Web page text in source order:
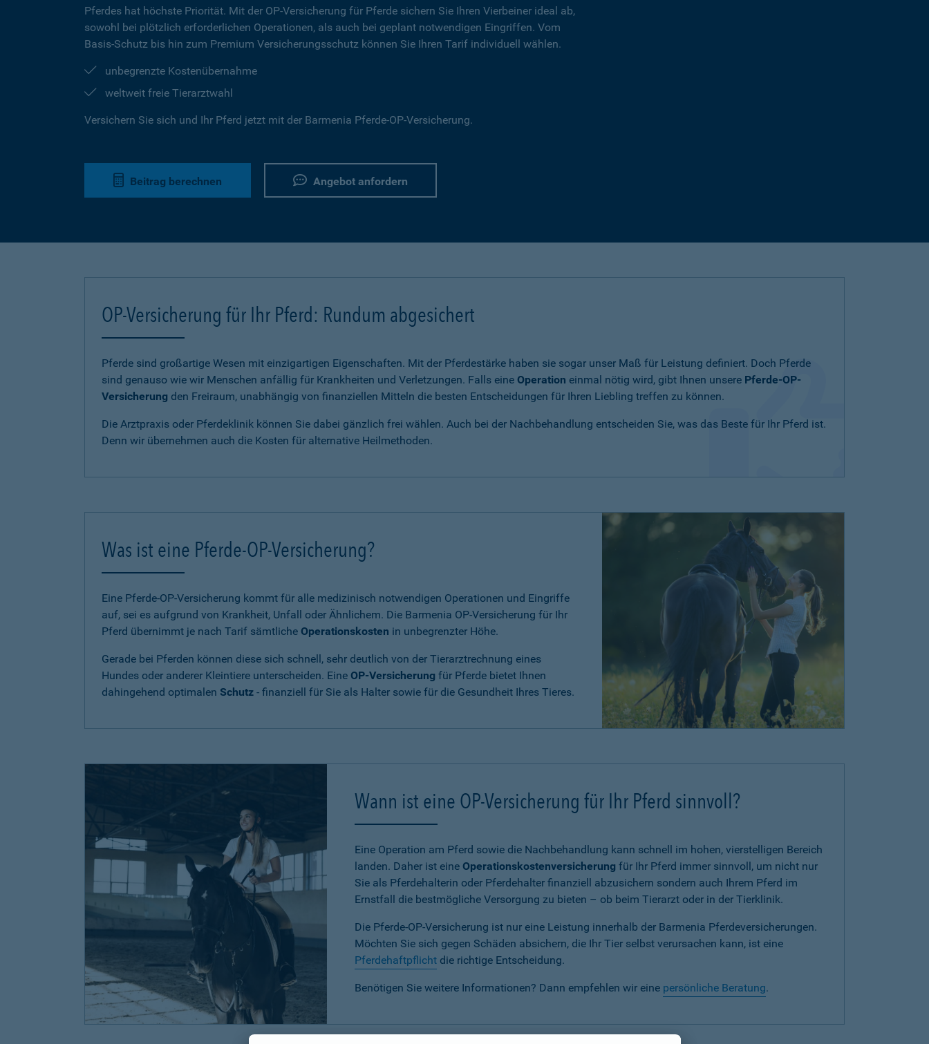
Pferdes hat höchste Priorität. Mit der OP-Versicherung für Pferde sichern Sie Ihren Vierbeiner ideal ab,
sowohl bei plötzlich erforderlichen Operationen, als auch bei geplant notwendigen Eingriffen. Vom
Basis-Schutz bis hin zum Premium Versicherungsschutz können Sie Ihren Tarif individuell wählen.
unbegrenzte Kostenübernahme
weltweit freie Tierarztwahl
Versichern Sie sich und Ihr Pferd jetzt mit der Barmenia Pferde-OP-Versicherung.
Beitrag berechnen Angebot anfordern
OP-Versicherung für Ihr Pferd: Rundum abgesichert
Pferde sind großartige Wesen mit einzigartigen Eigenschaften. Mit der Pferdestärke haben sie sogar unser Maß für Leistung definiert. Doch Pferde
sind genauso wie wir Menschen anfällig für Krankheiten und Verletzungen. Falls eine Operation einmal nötig wird, gibt Ihnen unsere Pferde-OP-
Versicherung den Freiraum, unabhängig von finanziellen Mitteln die besten Entscheidungen für Ihren Liebling treffen zu können.
Die Arztpraxis oder Pferdeklinik können Sie dabei gänzlich frei wählen. Auch bei der Nachbehandlung entscheiden Sie, was das Beste für Ihr Pferd ist.
Denn wir übernehmen auch die Kosten für alternative Heilmethoden.
Was ist eine Pferde-OP-Versicherung?
Eine Pferde-OP-Versicherung kommt für alle medizinisch notwendigen Operationen und Eingriffe
auf, sei es aufgrund von Krankheit, Unfall oder Ähnlichem. Die Barmenia OP-Versicherung für Ihr
Pferd übernimmt je nach Tarif sämtliche Operationskosten in unbegrenzter Höhe.
Gerade bei Pferden können diese sich schnell, sehr deutlich von der Tierarztrechnung eines
Hundes oder anderer Kleintiere unterscheiden. Eine OP-Versicherung für Pferde bietet Ihnen
dahingehend optimalen Schutz - finanziell für Sie als Halter sowie für die Gesundheit Ihres Tieres.
Wann ist eine OP-Versicherung für Ihr Pferd sinnvoll?
Eine Operation am Pferd sowie die Nachbehandlung kann schnell im hohen, vierstelligen Bereich
landen. Daher ist eine Operationskostenversicherung für Ihr Pferd immer sinnvoll, um nicht nur
Sie als Pferdehalterin oder Pferdehalter finanziell abzusichern sondern auch Ihrem Pferd im
Ernstfall die bestmögliche Versorgung zu bieten – ob beim Tierarzt oder in der Tierklinik.
Die Pferde-OP-Versicherung ist nur eine Leistung innerhalb der Barmenia Pferdeversicherungen.
Möchten Sie sich gegen Schäden absichern, die Ihr Tier selbst verursachen kann, ist eine
Pferdehaftpflicht die richtige Entscheidung.
Benötigen Sie weitere Informationen? Dann empfehlen wir eine persönliche Beratung.